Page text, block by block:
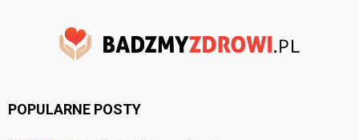
POPULARNE POSTY